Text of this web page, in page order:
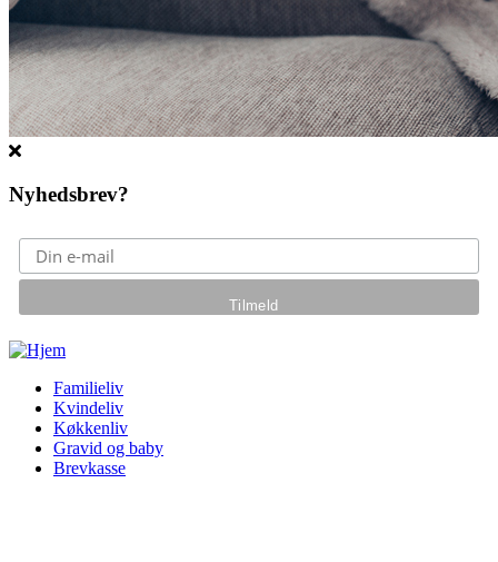
Nyhedsbrev?
Gå til hovedindhold
Familieliv
Kvindeliv
Køkkenliv
Gravid og baby
Brevkasse